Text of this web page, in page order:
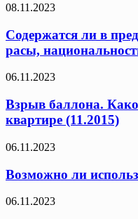
08.11.2023
Содержатся ли в
расы,
06.11.2023
Взрыв баллона.
квартире (11.2015)
06.11.2023
Возможно ли
06.11.2023